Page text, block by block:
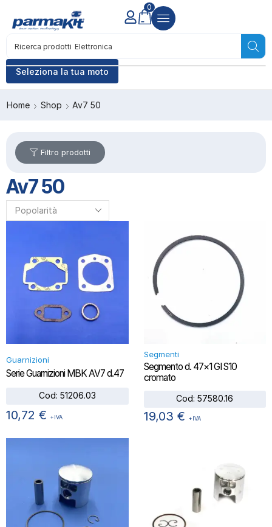
Seleziona la tua moto
Ricerca prodotti Elettronica
0
Home Shop Av7 50
Filtro prodotti
Av7 50
Guarnizioni
Serie Guarnizioni MBK AV7 d.47
Cod: 51206.03
10,72 € +IVA
Segmenti
Segmento d. 47×1 GI S10
cromato
Cod: 57580.16
19,03 € +IVA